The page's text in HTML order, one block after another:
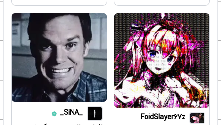
FoidSlayer67z
_SiNA_